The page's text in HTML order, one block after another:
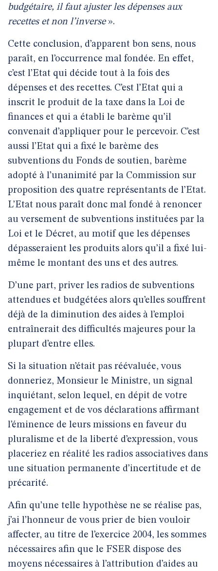
budgétaire, il faut ajuster les dépenses aux
recettes et non l’inverse».
Cette conclusion, d’apparent bon sens, nous
paraît, en l’occurrence mal fondée. En effet,
c’est l’Etat qui décide tout à la fois des
dépenses et des recettes. C’est l’Etat qui a
inscrit le produit de la taxe dans la Loi de
finances et qui a établi le barème qu’il
convenait d’appliquer pour le percevoir. C’est
aussi l’Etat qui a fixé le barème des
subventions du Fonds de soutien, barème
adopté à l’unanimité par la Commission sur
proposition des quatre représentants de l’Etat.
L’Etat nous paraît donc mal fondé à renoncer
au versement de subventions instituées par la
Loi et le Décret, au motif que les dépenses
dépasseraient les produits alors qu’il a fixé lui-
même le montant des uns et des autres.
D’une part, priver les radios de subventions
attendues et budgétées alors qu’elles souffrent
déjà de la diminution des aides à l’emploi
entraînerait des difficultés majeures pour la
plupart d’entre elles.
Si la situation n’était pas réévaluée, vous
donneriez, Monsieur le Ministre, un signal
inquiétant, selon lequel, en dépit de votre
engagement et de vos déclarations affirmant
l’éminence de leurs missions en faveur du
pluralisme et de la liberté d’expression, vous
placeriez en réalité les radios associatives dans
une situation permanente d’incertitude et de
précarité.
Afin qu’une telle hypothèse ne se réalise pas,
j’ai l’honneur de vous prier de bien vouloir
affecter, au titre de l’exercice 2004, les sommes
nécessaires afin que le FSER dispose des
moyens nécessaires à l’attribution d’aides au